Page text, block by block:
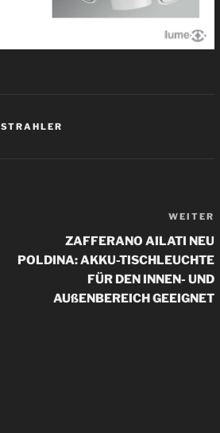
STRAHLER
WEITER
ZAFFERANO AILATI NEU
POLDINA: AKKU-TISCHLEUCHTE
FÜR DEN INNEN- UND
AUßENBEREICH GEEIGNET